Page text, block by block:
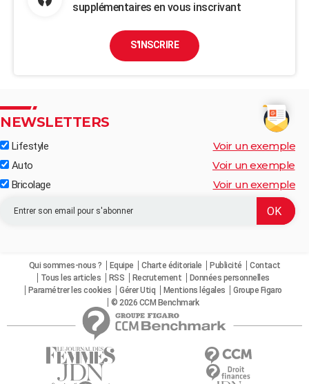
supplémentaires en vous inscrivant
S'INSCRIRE
NEWSLETTERS
Lifestyle Voir un exemple
Auto Voir un exemple
Bricolage Voir un exemple
Qui sommes-nous ? Equipe Charte éditoriale Publicité
Contact
Tous les articles
RSS Recrutement
Données personnelles
Paramétrer les cookies
Gérer Utiq Mentions légales
Groupe Figaro
© 2026 CCM Benchmark